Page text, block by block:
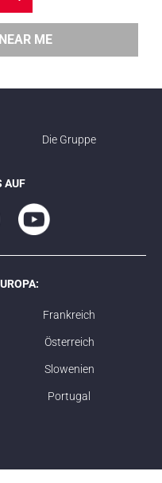
ME
Die Gruppe
AUF
Frankreich
Österreich
Slowenien
Portugal